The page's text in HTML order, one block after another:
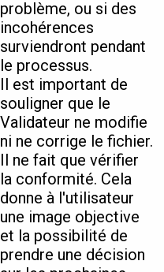
problème, ou si des
incohérences
surviendront pendant
le processus.
Il est important de
souligner que le
Validateur ne modifie
ni ne corrige le fichier.
Il ne fait que vérifier
la conformité. Cela
donne à l'utilisateur
une image objective
et la possibilité de
prendre une décision